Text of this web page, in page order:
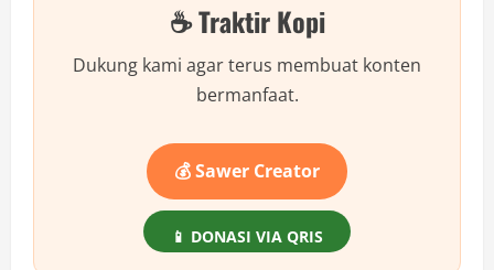
Exness
Digunakan
di
Indonesia
☕ Traktir Kopi
Dukung kami agar terus membuat konten
bermanfaat.
💰 Sawer Creator
📱 DONASI VIA QRIS